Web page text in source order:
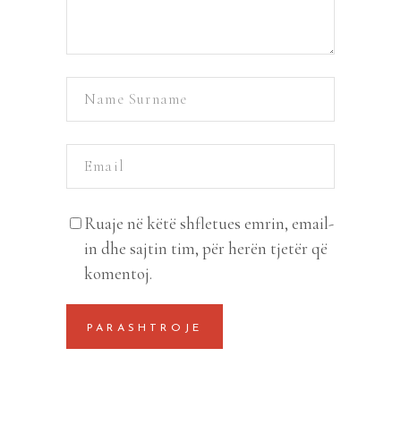
Ruaje në këtë shfletues emrin, email-
in dhe sajtin tim, për herën tjetër që
komentoj.